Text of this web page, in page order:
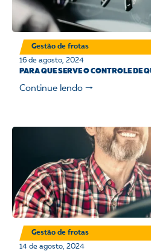
Gestão de frotas
16 de agosto, 2024
PARA QUE SERVE O CONTROLE DE
Continue lendo 🠒
Gestão de frotas
14 de agosto, 2024